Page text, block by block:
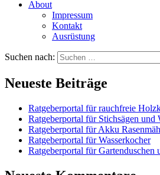
About
Impressum
Kontakt
Ausrüstung
Suchen nach:
Neueste Beiträge
Ratgeberportal für rauchfreie
Ratgeberportal für Stichsägen und
Ratgeberportal für Akku
Ratgeberportal für Wasserkocher
Ratgeberportal für Gartenduschen